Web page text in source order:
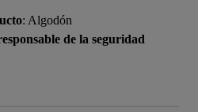
: Algodón
de la seguridad